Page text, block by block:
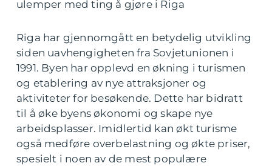
ulemper med ting å gjøre i Riga
Riga har gjennomgått en betydelig utvikling
siden uavhengigheten fra Sovjetunionen i
1991. Byen har opplevd en økning i turismen
og etablering av nye attraksjoner og
aktiviteter for besøkende. Dette har bidratt
til å øke byens økonomi og skape nye
arbeidsplasser. Imidlertid kan økt turisme
også medføre overbelastning og økte priser,
spesielt i noen av de mest populære